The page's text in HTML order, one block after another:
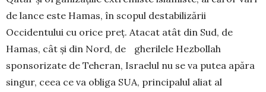
de lance este Hamas, în scopul destabilizării
Occidentului cu orice preț. Atacat atât din Sud, de
Hamas, cât și din Nord, de gherilele Hezbollah
sponsorizate de Tehe­ran, Israelul nu se va putea apăra
singur, ceea ce va obliga SUA, principalul aliat al